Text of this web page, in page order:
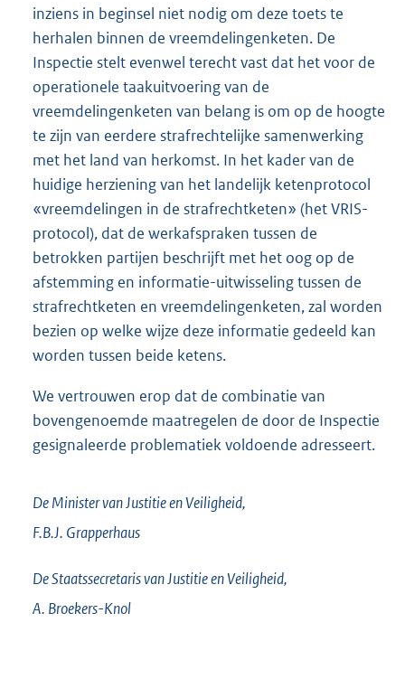
inziens in beginsel niet nodig om deze toets te
herhalen binnen de vreemdelingenketen. De
Inspectie stelt evenwel terecht vast dat het voor de
operationele taakuitvoering van de
vreemdelingenketen van belang is om op de hoogte
te zijn van eerdere strafrechtelijke samenwerking
met het land van herkomst. In het kader van de
huidige herziening van het landelijk ketenprotocol
«vreemdelingen in de strafrechtketen» (het VRIS-
protocol), dat de werkafspraken tussen de
betrokken partijen beschrijft met het oog op de
afstemming en informatie-uitwisseling tussen de
strafrechtketen en vreemdelingenketen, zal worden
bezien op welke wijze deze informatie gedeeld kan
worden tussen beide ketens.
We vertrouwen erop dat de combinatie van
bovengenoemde maatregelen de door de Inspectie
gesignaleerde problematiek voldoende adresseert.
De Minister van Justitie en Veiligheid,
F.B.J. Grapperhaus
De Staatssecretaris van Justitie en Veiligheid,
A. Broekers-Knol